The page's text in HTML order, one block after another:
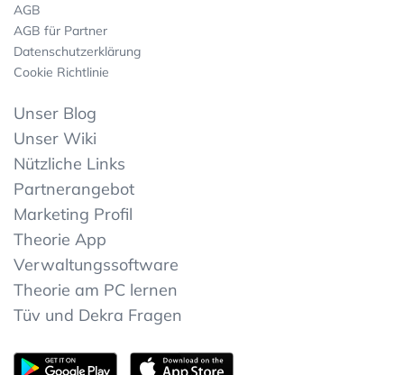
AGB
AGB für Partner
Datenschutzerklärung
Cookie Richtlinie
Unser Blog
Unser Wiki
Nützliche Links
Partnerangebot
Marketing Profil
Theorie App
Verwaltungssoftware
Theorie am PC lernen
Tüv und Dekra Fragen